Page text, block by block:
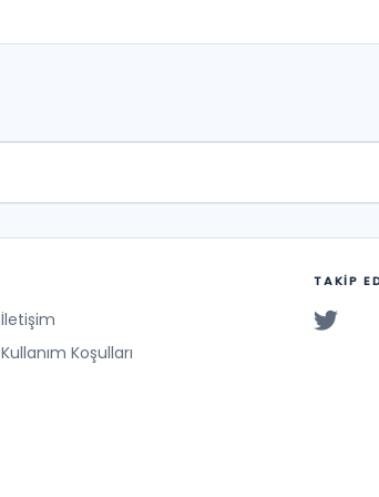
İletişim
Kullanım Koşulları
TAKİP